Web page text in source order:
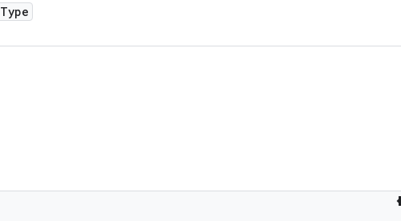
Type